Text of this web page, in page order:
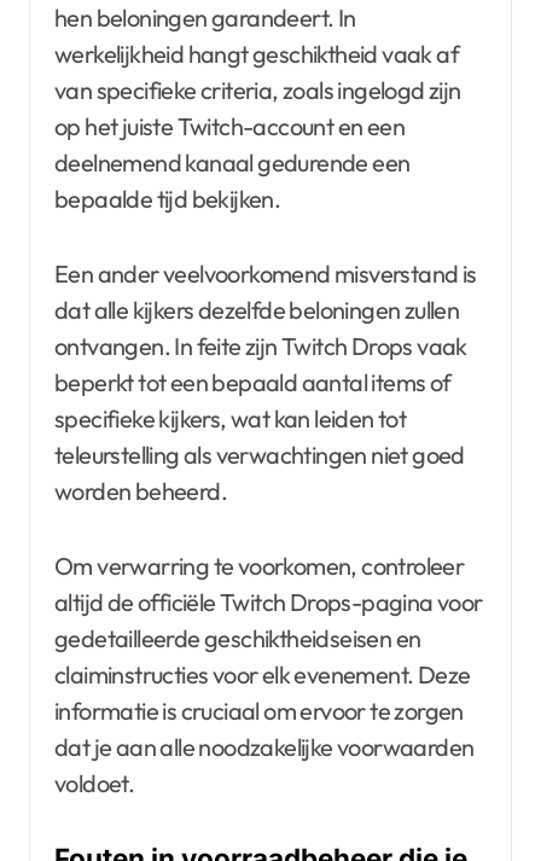
hen beloningen garandeert. In
werkelijkheid hangt geschiktheid vaak af
van specifieke criteria, zoals ingelogd zijn
op het juiste Twitch-account en een
deelnemend kanaal gedurende een
bepaalde tijd bekijken.
Een ander veelvoorkomend misverstand is
dat alle kijkers dezelfde beloningen zullen
ontvangen. In feite zijn Twitch Drops vaak
beperkt tot een bepaald aantal items of
specifieke kijkers, wat kan leiden tot
teleurstelling als verwachtingen niet goed
worden beheerd.
Om verwarring te voorkomen, controleer
altijd de officiële Twitch Drops-pagina voor
gedetailleerde geschiktheidseisen en
claiminstructies voor elk evenement. Deze
informatie is cruciaal om ervoor te zorgen
dat je aan alle noodzakelijke voorwaarden
voldoet.